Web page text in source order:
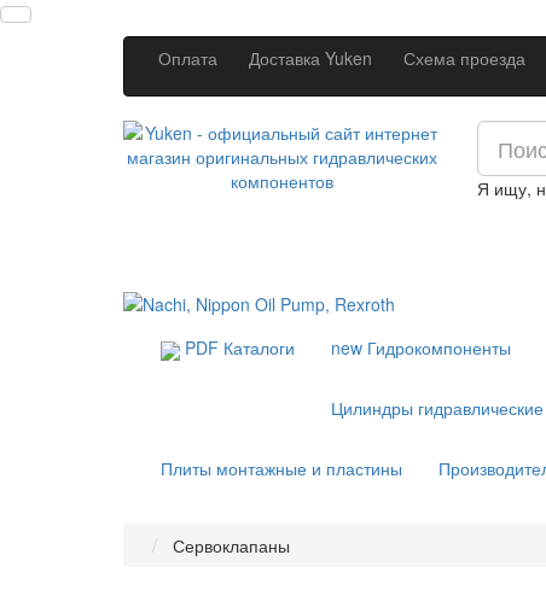
Оплата Доставка Yuken Схема проезда
Я ищу,
PDF Каталоги new Гидрокомпоненты
Цилиндры гидравлические
Плиты монтажные и пластины
Сервоклапаны